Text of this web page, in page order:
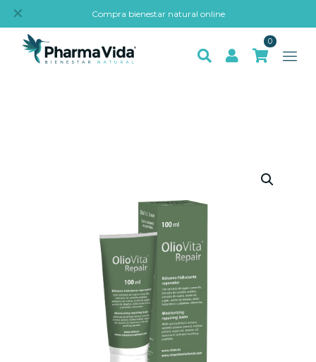
Compra bienestar natural online
✕
0